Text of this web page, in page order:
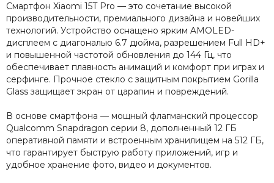
Смартфон Xiaomi 15T Pro — это сочетание высокой
производительности, премиального дизайна и новейших
технологий. Устройство оснащено ярким AMOLED-
дисплеем с диагональю 6.7 дюйма, разрешением Full HD+
и повышенной частотой обновления до 144 Гц, что
обеспечивает плавность анимаций и комфорт при играх и
серфинге. Прочное стекло с защитным покрытием Gorilla
Glass защищает экран от царапин и повреждений.
В основе смартфона — мощный флагманский процессор
Qualcomm Snapdragon серии 8, дополненный 12 ГБ
оперативной памяти и встроенным хранилищем на 512 ГБ,
что гарантирует быструю работу приложений, игр и
удобное хранение фото, видео и документов.